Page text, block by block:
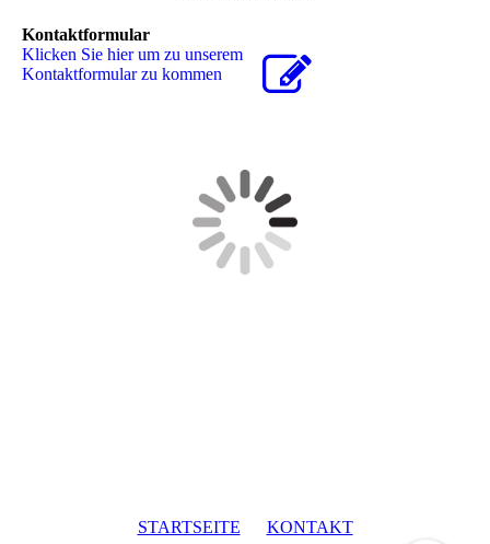
Kontaktformular
Klicken Sie hier um zu unserem
Kon­takt­for­mu­lar zu kommen
STARTSEITE KONTAKT